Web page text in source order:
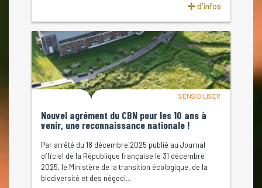
d'infos
SENSIBILISER
Nouvel agrément du CBN pour les 10 ans à
venir, une reconnaissance nationale !
Par arrêté du 18 décembre 2025 publié au Journal
officiel de la République française le 31 décembre
2025, le Ministère de la transition écologique, de la
biodiversité et des négoci...